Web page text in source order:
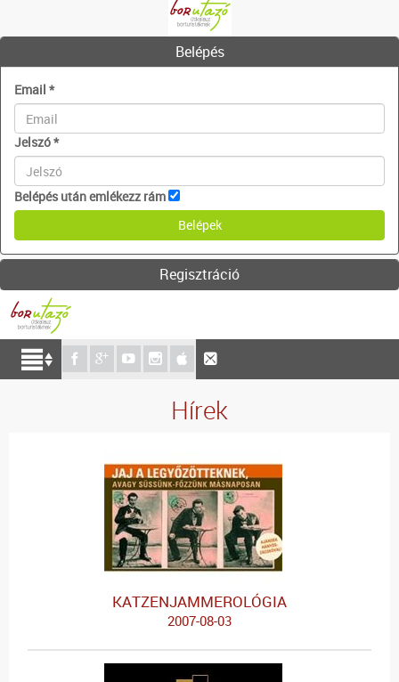
Belépés
Email *
Jelszó*
Belépés után emlékezz rám
Regisztráció
Hírek
KATZENJAMMEROLÓGIA
2007-08-03